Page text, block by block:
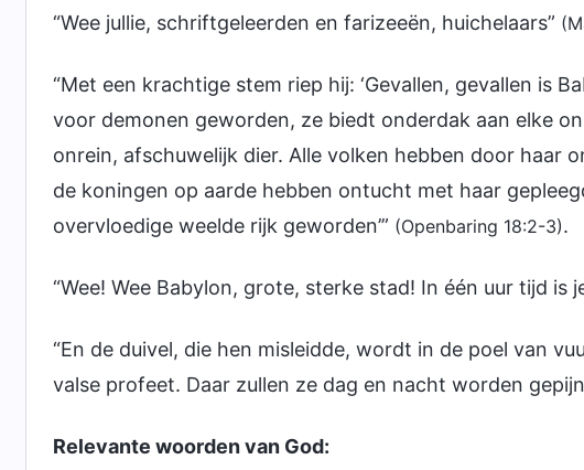
“Wee jullie, schriftgeleerden en farizeeën, huichelaars”
“Met een krachtige stem riep hij: ‘Gevallen, gevallen is
voor demonen geworden, ze biedt onderdak aan elke
onrein, afschuwelijk dier. Alle volken hebben door haar
de koningen op aarde hebben ontucht met haar
overvloedige weelde rijk geworden’” (Openbaring 18:2-3).
“Wee! Wee Babylon, grote, sterke stad! In één uur tijd is
“En de duivel, die hen misleidde, wordt in de poel van
valse profeet. Daar zullen ze dag en nacht worden
Relevante woorden van God: